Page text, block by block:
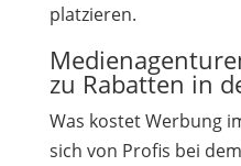
platzieren.
zu Rabatten in
Was kostet Werbung
sich von Profis bei